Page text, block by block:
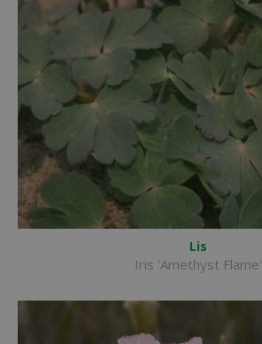
Lis
Iris 'Amethyst Flame'